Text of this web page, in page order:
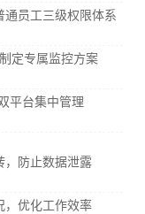
通员工三级权限体系
定专属监控方案
平台集中管理
，防止数据泄露
，优化工作效率